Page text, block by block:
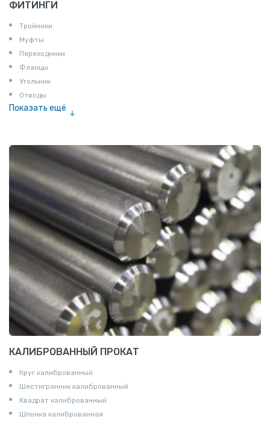
ФИТИНГИ
Тройники
Муфты
Переходники
Фланцы
Угольник
Отводы
Показать ещё
Соединение «американка»
Штуцеры
Сгоны
Удлинители для труб
Крестовины
Контргайки
КАЛИБРОВАННЫЙ ПРОКАТ
Круг калиброванный
Шестигранник калиброванный
Квадрат калиброванный
Шпонка калиброванная